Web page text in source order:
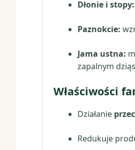
Dłonie i stopy:
Paznokcie:
Jama ustna:
zapalnym
Właściwości
Działanie
Redukuje